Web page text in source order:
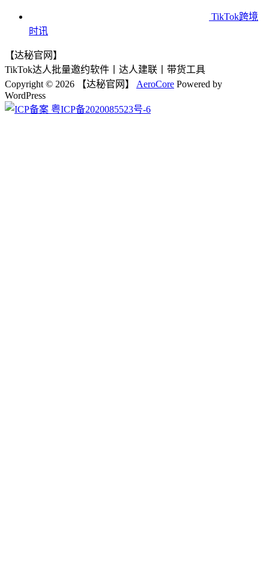
TikTok跨境
时讯
【达秘官网】
TikTok达人批量邀约软件丨达人建联丨带货工具
Copyright © 2026 【达秘官网】 AeroCore Powered by
WordPress
粤ICP备2020085523号-6